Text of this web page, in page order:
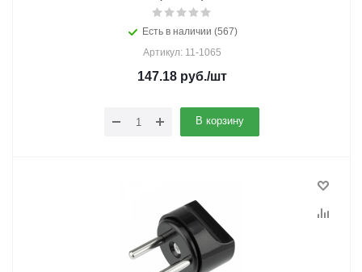
Есть в наличии (567)
Артикул: 11-1065
147.18руб./шт
В корзину